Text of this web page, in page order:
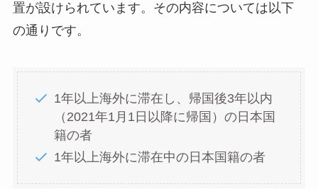
置が設けられています。その内容については以下
の通りです。
1年以上海外に滞在し、帰国後3年以内
（2021年1月1日以降に帰国）の日本国
籍の者
1年以上海外に滞在中の日本国籍の者